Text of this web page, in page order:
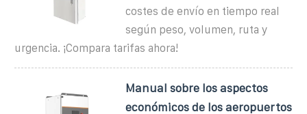
costes de envío en tiempo real
según peso, volumen, ruta y
urgencia. ¡Compara tarifas ahora!
Manual sobre los aspectos
económicos de los aeropuertos